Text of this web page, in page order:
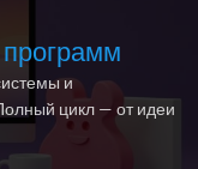
и
цикл — от идеи